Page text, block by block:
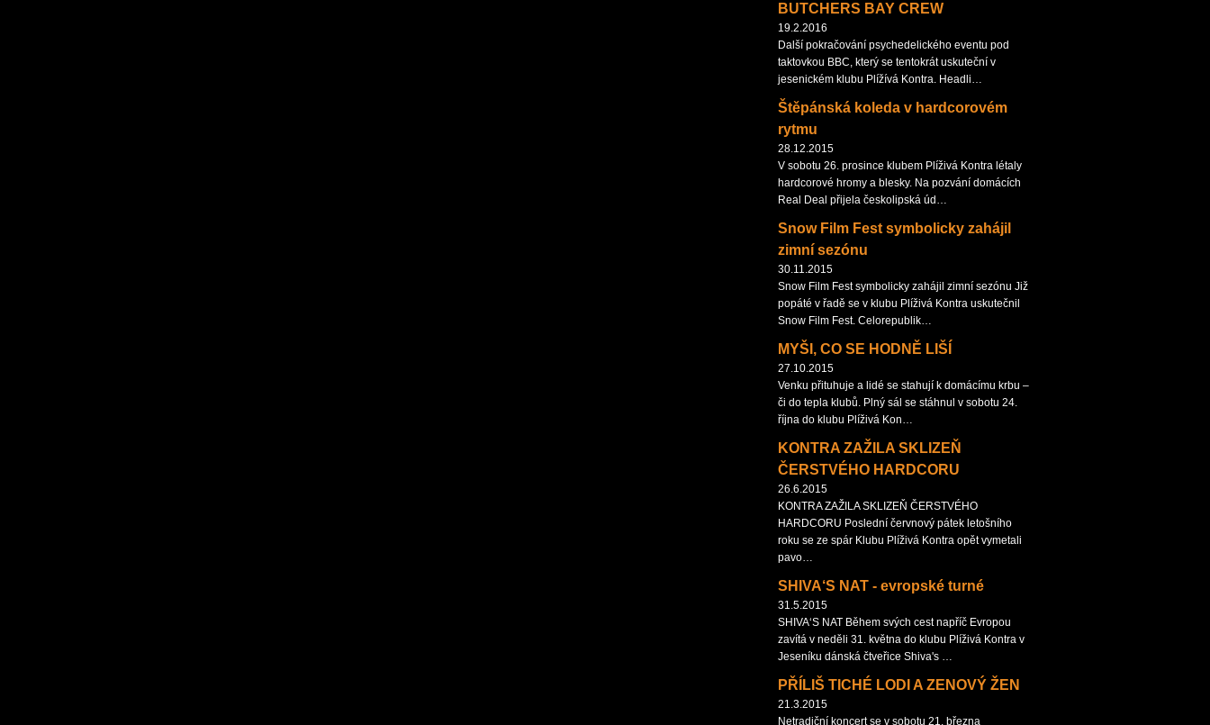
BUTCHERS BAY CREW
19.2.2016
Další pokračování psychedelického eventu pod
taktovkou BBC, který se tentokrát uskuteční v
jesenickém klubu Plížívá Kontra. Headli…
Štěpánská koleda v hardcorovém
rytmu
28.12.2015
V sobotu 26. prosince klubem Plíživá Kontra létaly
hardcorové hromy a blesky. Na pozvání domácích
Real Deal přijela českolipská úd…
Snow Film Fest symbolicky zahájil
zimní sezónu
30.11.2015
Snow Film Fest symbolicky zahájil zimní sezónu Již
popáté v řadě se v klubu Plíživá Kontra uskutečnil
Snow Film Fest. Celorepublik…
MYŠI, CO SE HODNĚ LIŠÍ
27.10.2015
Venku přituhuje a lidé se stahují k domácímu krbu –
či do tepla klubů. Plný sál se stáhnul v sobotu 24.
října do klubu Plíživá Kon…
KONTRA ZAŽILA SKLIZEŇ
ČERSTVÉHO HARDCORU
26.6.2015
KONTRA ZAŽILA SKLIZEŇ ČERSTVÉHO
HARDCORU Poslední červnový pátek letošního
roku se ze spár Klubu Plíživá Kontra opět vymetali
pavo…
SHIVA‘S NAT - evropské turné
31.5.2015
SHIVA‘S NAT Během svých cest napříč Evropou
zavítá v neděli 31. května do klubu Plíživá Kontra v
Jeseníku dánská čtveřice Shiva's …
PŘÍLIŠ TICHÉ LODI A ZENOVÝ ŽEN
21.3.2015
Netradiční koncert se v sobotu 21. března